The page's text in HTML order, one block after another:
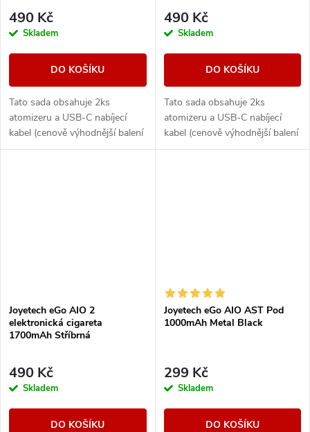
490 Kč
Skladem
DO KOŠÍKU
Tato sada obsahuje 2ks
atomizeru a USB-C nabíjecí
kabel (cenově výhodnější balení
oproti základní verzi). Ikona
490 Kč
Skladem
DO KOŠÍKU
Tato sada obsahuje 2ks
atomizeru a USB-C nabíjecí
kabel (cenově výhodnější balení
oproti základní verzi). Ikona
Joyetech eGo AIO 2
elektronická cigareta
1700mAh Stříbrná
490 Kč
Skladem
DO KOŠÍKU
Joyetech eGo AIO AST Pod
1000mAh Metal Black
299 Kč
Skladem
DO KOŠÍKU